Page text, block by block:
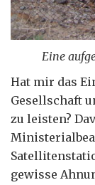
Eine
Hat mir das
Gesellschaft
zu leisten?
gewisse